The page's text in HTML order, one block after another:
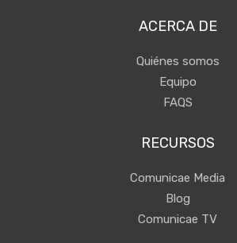
ACERCA DE
Quiénes somos
Equipo
FAQS
RECURSOS
Comunicae Media
Blog
Comunicae TV